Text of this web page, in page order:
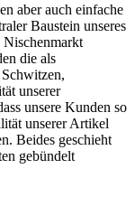
aber auch einfache
Baustein unseres
die als
unserer
unsere Kunden so
unserer Artikel
Beides geschieht
gebündelt